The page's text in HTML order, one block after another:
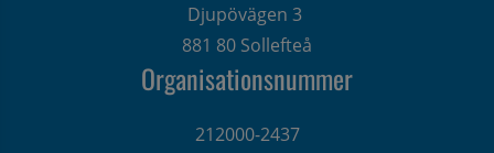
Djupövägen 3
881 80 Sollefteå
Organisationsnummer
212000-2437